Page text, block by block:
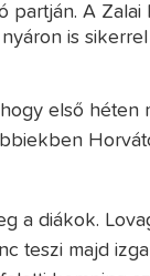
partján. A Zalai
is
első héten
a diákok.
teszi majd